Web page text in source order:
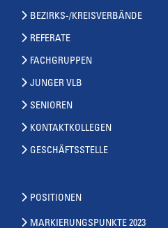
BEZIRKS-/KREISVERBÄNDE
REFERATE
FACHGRUPPEN
JUNGER VLB
SENIOREN
KONTAKTKOLLEGEN
GESCHÄFTSSTELLE
POSITIONEN
MARKIERUNGSPUNKTE 2023